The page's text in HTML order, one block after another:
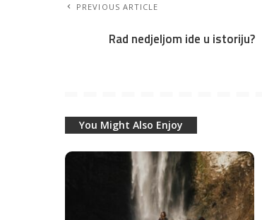
PREVIOUS ARTICLE
Rad nedjeljom ide u istoriju?
You Might Also Enjoy